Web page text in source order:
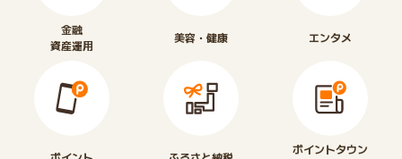
金融
資産運用
美容・健康 エンタメ
ポイントタウン